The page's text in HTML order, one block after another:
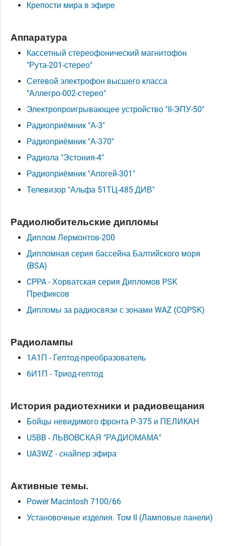
Крепости мира в эфире
Аппаратура
Кассетный стереофонический магнитофон
"Рута-201-стерео"
Сетевой электрофон высшего класса
"Аллегро-002-стерео"
Электропроигрывающее устройство "II-ЭПУ-50"
Радиоприёмник "А-3"
Радиоприёмник "А-370"
Радиола "Эстония-4"
Радиоприёмник "Апогей-301"
Телевизор "Альфа 51ТЦ-485 ДИВ"
Радиолюбительские дипломы
Диплом Лермонтов-200
Дипломная серия бассейна Балтийского моря
(BSA)
CPPA - Хорватская серия Дипломов PSK
Префиксов
Дипломы за радиосвязи с зонами WAZ (CQPSK)
Радиолампы
1А1П - Гептод-преобразователь
6И1П - Триод-гептод
История радиотехники и радиовещания
Бойцы невидимого фронта Р-375 и ПЕЛИКАН
U5BB - ЛЬВОВСКАЯ "РАДИОМАМА"
UA3WZ - снайпер эфира
Активные темы.
Power Macintosh 7100/66
Установочные изделия. Том II (Ламповые панели)